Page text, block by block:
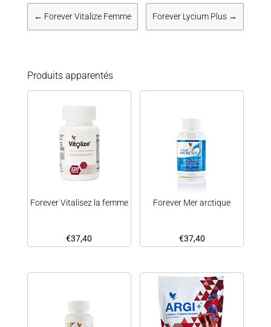
← Forever Vitalize Femme Forever Lycium Plus →
Produits apparentés
Forever Vitalisez la femme
€37,40
Forever Mer arctique
€37,40